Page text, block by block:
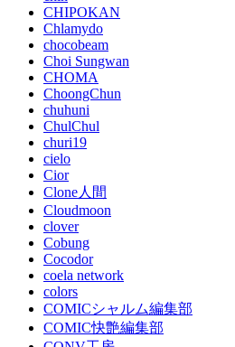
CHIPOKAN
Chlamydo
chocobeam
Choi Sungwan
CHOMA
ChoongChun
chuhuni
ChulChul
churi19
cielo
Cior
Clone人間
Cloudmoon
clover
Cobung
Cocodor
coela network
colors
COMICシャルム編集部
COMIC快艶編集部